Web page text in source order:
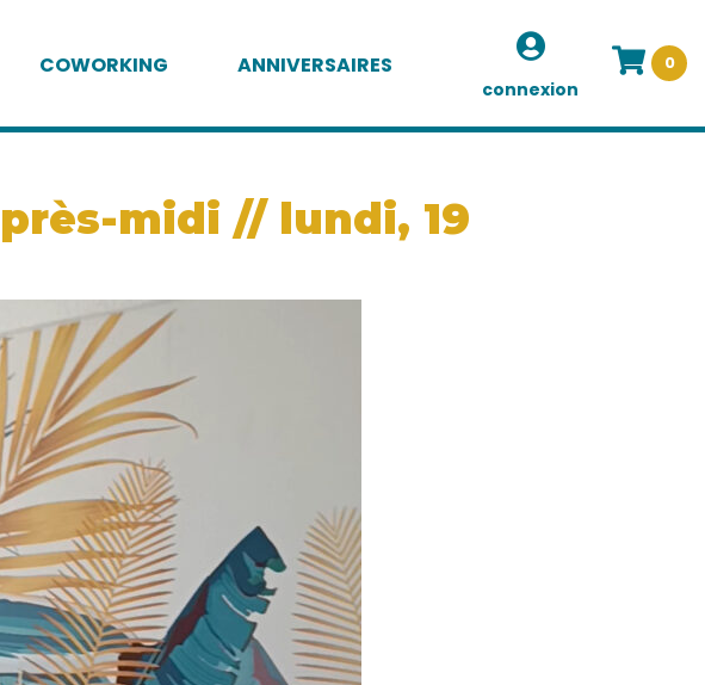
COWORKING ANNIVERSAIRES
connexion
0
midi // lundi, 19